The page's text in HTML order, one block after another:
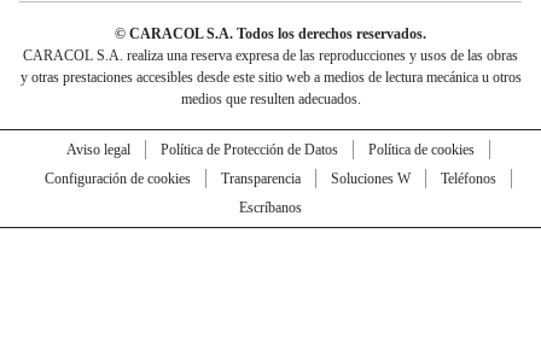
© CARACOL S.A. Todos los derechos reservados.
CARACOL S.A. realiza una reserva expresa de las reproducciones y usos de las obras
y otras prestaciones accesibles desde este sitio web a medios de lectura mecánica u otros
medios que resulten adecuados.
Aviso legal Política de Protección de Datos
Política de cookies
Configuración de cookies
Transparencia Soluciones W
Teléfonos
Escríbanos